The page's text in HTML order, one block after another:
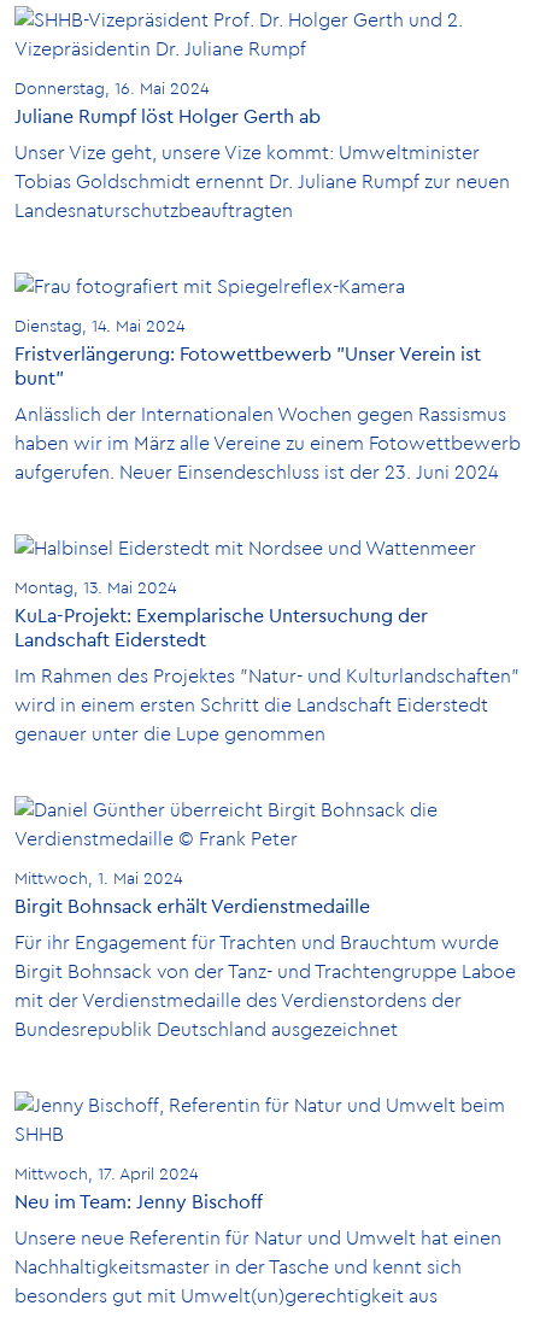
Donnerstag, 16. Mai 2024
Juliane Rumpf löst Holger Gerth ab
Unser Vize geht, unsere Vize kommt: Umweltminister
Tobias Goldschmidt ernennt Dr. Juliane Rumpf zur neuen
Landesnaturschutzbeauftragten
Dienstag, 14. Mai 2024
Fristverlängerung: Fotowettbewerb "Unser Verein ist
bunt"
Anlässlich der Internationalen Wochen gegen Rassismus
haben wir im März alle Vereine zu einem Fotowettbewerb
aufgerufen. Neuer Einsendeschluss ist der 23. Juni 2024
Montag, 13. Mai 2024
KuLa-Projekt: Exemplarische Untersuchung der
Landschaft Eiderstedt
Im Rahmen des Projektes "Natur- und Kulturlandschaften"
wird in einem ersten Schritt die Landschaft Eiderstedt
genauer unter die Lupe genommen
Mittwoch, 1. Mai 2024
Birgit Bohnsack erhält Verdienstmedaille
Für ihr Engagement für Trachten und Brauchtum wurde
Birgit Bohnsack von der Tanz- und Trachtengruppe Laboe
mit der Verdienstmedaille des Verdienstordens der
Bundesrepublik Deutschland ausgezeichnet
Mittwoch, 17. April 2024
Neu im Team: Jenny Bischoff
Unsere neue Referentin für Natur und Umwelt hat einen
Nachhaltigkeitsmaster in der Tasche und kennt sich
besonders gut mit Umwelt(un)gerechtigkeit aus